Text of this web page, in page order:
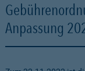
Anpassung